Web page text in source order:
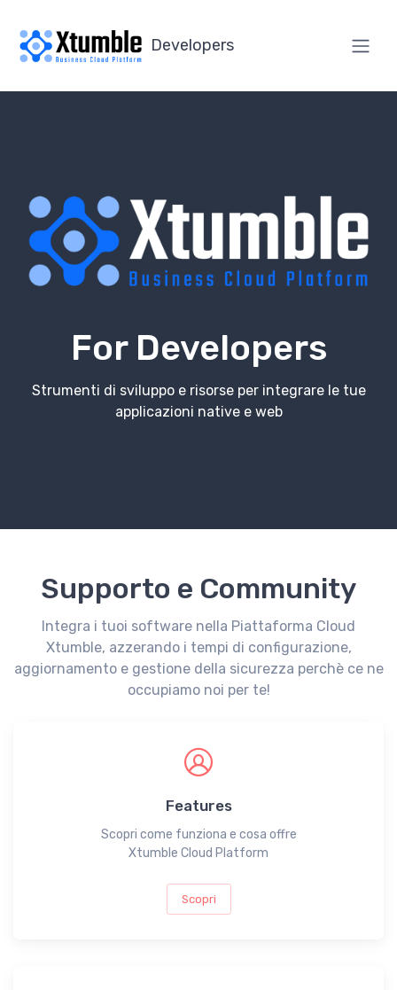
Developers
For Developers
Strumenti di sviluppo e risorse per integrare le tue
applicazioni native e web
Supporto e Community
Integra i tuoi software nella Piattaforma Cloud
Xtumble, azzerando i tempi di configurazione,
aggiornamento e gestione della sicurezza perchè ce ne
occupiamo noi per te!
Features
Scopri come funziona e cosa offre
Xtumble Cloud Platform
Scopri